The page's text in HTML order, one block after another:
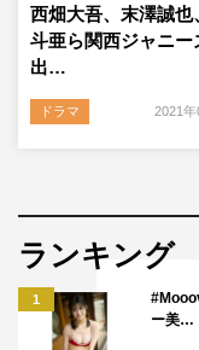
西畑大吾、末澤誠也
斗亜ら関西ジャニー
出…
ドラマ 2021年
ランキング
1
ー美…